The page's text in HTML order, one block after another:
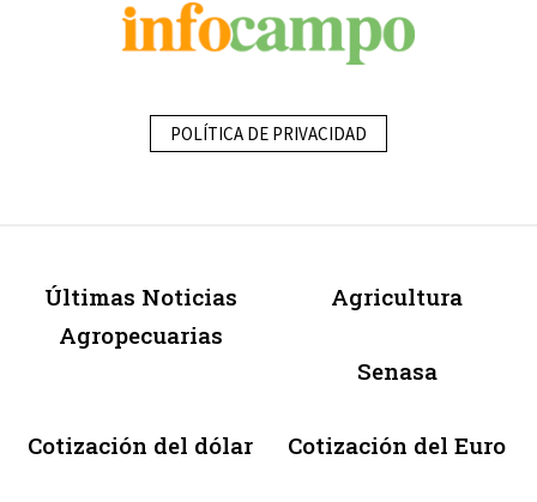
POLÍTICA DE PRIVACIDAD
Últimas Noticias
Agropecuarias
Agricultura
Senasa
Cotización del dólar Cotización del Euro